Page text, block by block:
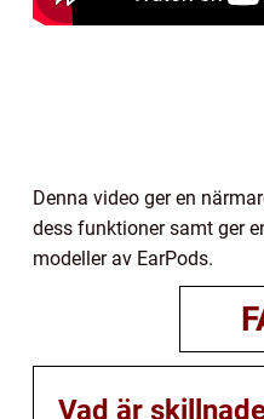
Denna video ger en
dess funktioner samt ger
modeller av EarPods.
Vad är